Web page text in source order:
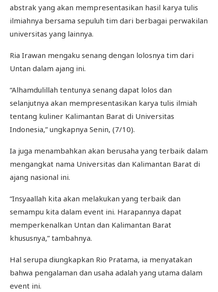
abstrak yang akan mempresentasikan hasil karya tulis
ilmiahnya bersama sepuluh tim dari berbagai perwakilan
universitas yang lainnya.
Ria Irawan mengaku senang dengan lolosnya tim dari
Untan dalam ajang ini.
“Alhamdulillah tentunya senang dapat lolos dan
selanjutnya akan mempresentasikan karya tulis ilmiah
tentang kuliner Kalimantan Barat di Universitas
Indonesia,” ungkapnya Senin, (7/10).
Ia juga menambahkan akan berusaha yang terbaik dalam
mengangkat nama Universitas dan Kalimantan Barat di
ajang nasional ini.
“Insyaallah kita akan melakukan yang terbaik dan
semampu kita dalam event ini. Harapannya dapat
memperkenalkan Untan dan Kalimantan Barat
khususnya,” tambahnya.
Hal serupa diungkapkan Rio Pratama, ia menyatakan
bahwa pengalaman dan usaha adalah yang utama dalam
event ini.